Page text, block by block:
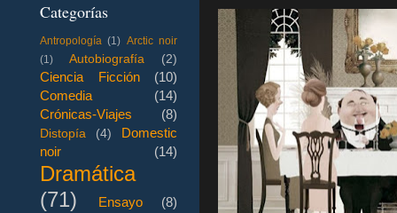
Categorías
Antropología (1) Arctic noir
(1)
Autobiografía (2)
Ciencia Ficción
(10)
Comedia
(14)
Crónicas-Viajes
(8)
Distopía (4)
Domestic
noir
(14)
Dramática
(71)
Ensayo
(8)